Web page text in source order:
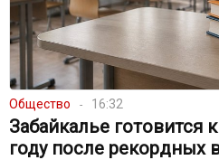
Общество 16:32
Забайкалье готовится
году после рекордных